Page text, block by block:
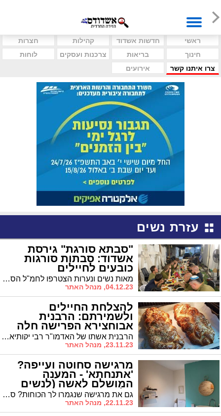
ראשי חדשות אשדוד קהילות
חצרות
חינוך
בריאות צרכנות ועסקים
לוחות
צרו איתנו קשר
אירועים
עזרת נשים
"סבתא סורגת" גירסת
אשדוד: סבתות סורגות
כובעים לחיילים
מאות נשים ונערות הצטרפו לחמ"ל הסריגה של אשדוד הפועל במתנ"ס 'נווה יונתן'. יוזמה חמה
04.12.23, מנהל האתר
להצלחת החיילים
ולשמירתם: הרבנית
אבוחצירא הפרישה חלה
ב'אסותא' הרבנית אשתו של האדמו"ר רבי יקותיאל אבוחצירא שליט"א הגיעה הבוקר לבית החולים 'אסותא' שם הפרישה חלה יחד עם מתנדבות 'עזר מציון' ומשפחות הפצועים
23.11.23, מנהל האתר
מרגישה סחוטה ועייפה?
'אתנחתא' - המענה
המושלם לאשה (לנשים
בלבד) גם את מרגישה שנגמרו לך הכוחות? סחוטה, חסרת מרגוע? ביקור קצר עם מאסאג', אבנים חמות עיסוי ונרות ב'אתנחתא', יעניקו לילדייך אמא חדשה
22.11.23, מנהל האתר